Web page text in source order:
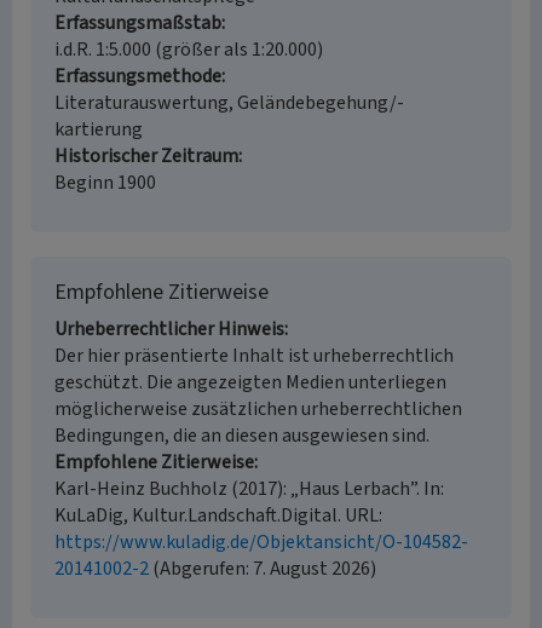
Erfassungsmaßstab
i.d.R. 1:5.000 (größer als 1:20.000)
Erfassungsmethode
Literaturauswertung, Geländebegehung/-
kartierung
Historischer Zeitraum
Beginn 1900
Empfohlene Zitierweise
Urheberrechtlicher Hinweis
Der hier präsentierte Inhalt ist urheberrechtlich
geschützt. Die angezeigten Medien unterliegen
möglicherweise zusätzlichen urheberrechtlichen
Bedingungen, die an diesen ausgewiesen sind.
Empfohlene Zitierweise
Karl-Heinz Buchholz (2017): „Haus Lerbach”. In:
KuLaDig, Kultur.Landschaft.Digital. URL:
https://www.kuladig.de/Objektansicht/O-104582-
20141002-2(Abgerufen: 7. August 2026)